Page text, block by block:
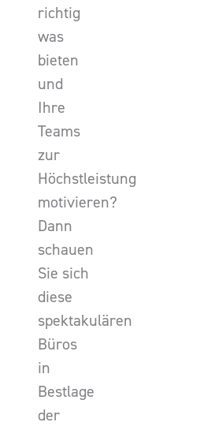
richtig
was
bieten
und
Ihre
Teams
zur
Höchstleistung
motivieren?
Dann
schauen
Sie sich
diese
spektakulären
Büros
in
Bestlage
der